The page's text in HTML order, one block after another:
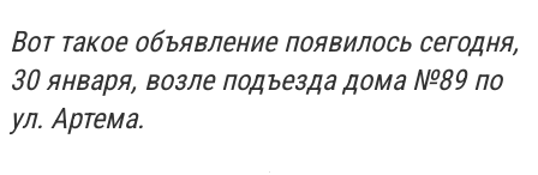
Вот такое объявление появилось сегодня,
30 января, возле подъезда дома №89 по
ул. Артема.